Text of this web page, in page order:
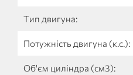
Тип двигуна:
Потужність двигуна (к.с.):
Об'єм циліндра (см3):